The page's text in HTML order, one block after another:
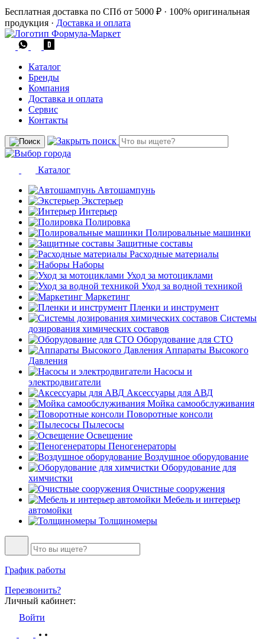
Бесплатная доставка по СПб от 5000 ₽ · 100% оригинальная
продукция · Доставка и оплата
Каталог
Бренды
Компания
Доставка и оплата
Сервис
Контакты
Каталог
Автошампунь
Экстерьер
Интерьер
Полировка
Полировальные машинки
Защитные составы
Расходные материалы
Наборы
Уход за мотоциклами
Уход за водной техникой
Маркетинг
Пленки и инструмент
Системы
дозирования химических составов
Оборудование для СТО
Аппараты Высокого
Давления
Насосы и
электродвигатели
Аксессуары для АВД
Мойка самообслуживания
Поворотные консоли
Пылесосы
Освещение
Пеногенераторы
Воздушное оборудование
Оборудование для
химчистки
Очистные сооружения
Мебель и интерьер
автомойки
Толщиномеры
График работы
Перезвонить?
Личный кабинет:
Войти